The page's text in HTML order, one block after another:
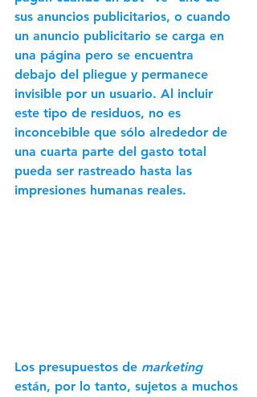
sus anuncios publicitarios, o cuando
un anuncio publicitario se carga en
una página pero se encuentra
debajo del pliegue y permanece
invisible por un usuario. Al incluir
este tipo de residuos, no es
inconcebible que sólo alrededor de
una cuarta parte del gasto total
pueda ser rastreado hasta las
impresiones humanas reales.
Los presupuestos de marketing
están, por lo tanto, sujetos a muchos